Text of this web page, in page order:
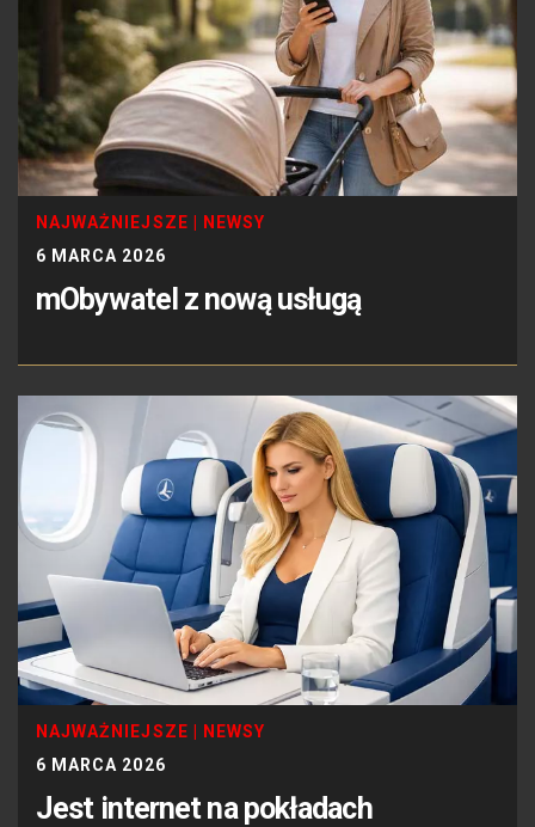
NAJWAŻNIEJSZE
NEWSY
6 MARCA 2026
mObywatel z nową usługą
NAJWAŻNIEJSZE
NEWSY
6 MARCA 2026
Jest internet na pokładach